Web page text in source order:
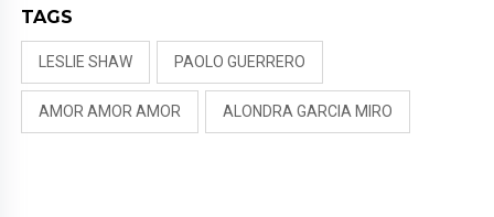
TAGS
LESLIE SHAW PAOLO GUERRERO
AMOR AMOR AMOR ALONDRA GARCIA MIRO